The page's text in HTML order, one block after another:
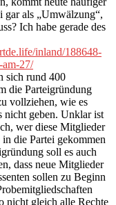
gar als „Umwälzung“,
Ich habe gerade des
inland/188648-
am-27/
sich rund 400
die Parteigründung
vollziehen, wie es
nicht geben. Unklar ist
wer diese Mitglieder
die Partei gekommen
soll es auch
dass neue Mitglieder
sollen zu Beginn
nicht gleich alle Rechte